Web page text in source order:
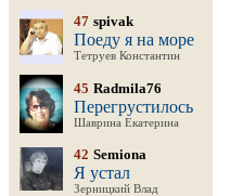
47 spivak
Поеду я на море
Тетруев Константин
45 Radmila76
Перегрустилось
Шаврина Екатерина
42 Semiona
Я устал
Зерницкий Влад